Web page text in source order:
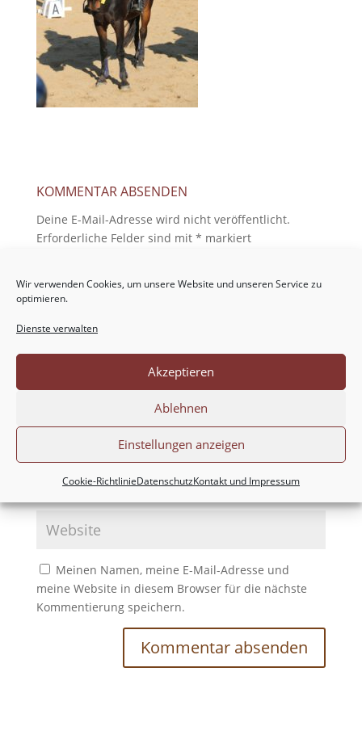
Wir verwenden Cookies, um unsere Website und unseren Service zu
optimieren.
Dienste verwalten
Akzeptieren
Ablehnen
Einstellungen anzeigen
Cookie-RichtlinieDatenschutzKontakt und Impressum
KOMMENTAR ABSENDEN
Deine E-Mail-Adresse wird nicht veröffentlicht.
Erforderliche Felder sind mit * markiert
Meinen Namen, meine E-Mail-Adresse und
meine Website in diesem Browser für die nächste
Kommentierung speichern.